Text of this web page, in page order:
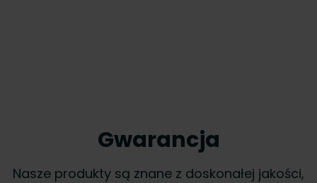
Gwarancja
Nasze produkty są znane z doskonałej jakości,